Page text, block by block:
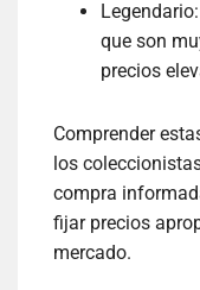
que son
precios
Comprender
los
compra
fijar precios
mercado.